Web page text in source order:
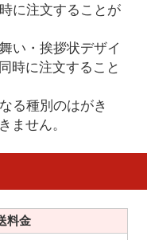
に注文することが
い・挨拶状デザイ
時に注文すること
る種別のはがき
ません。
料金